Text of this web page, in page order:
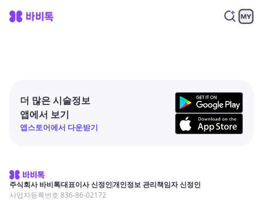
더 많은 시술정보
앱에서 보기
앱스토어에서 다운받기
주식회사 바비톡대표이사 신정인개인정보 관리책임자 신정인
사업자등록번호 836-86-02172